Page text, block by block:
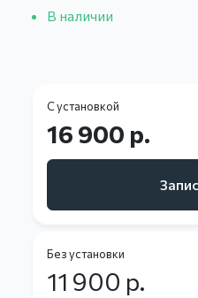
В наличии
С установкой
16 900 р.
Без установки
11 900 р.